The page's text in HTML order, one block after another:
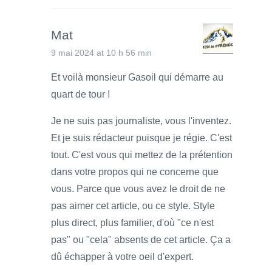
Mat
9 mai 2024 at 10 h 56 min
Et voilà monsieur Gasoil qui démarre au
quart de tour !
Je ne suis pas journaliste, vous l'inventez.
Et je suis rédacteur puisque je régie. C'est
tout. C'est vous qui mettez de la prétention
dans votre propos qui ne concerne que
vous. Parce que vous avez le droit de ne
pas aimer cet article, ou ce style. Style
plus direct, plus familier, d'où "ce n'est
pas" ou "cela" absents de cet article. Ça a
dû échapper à votre oeil d'expert.